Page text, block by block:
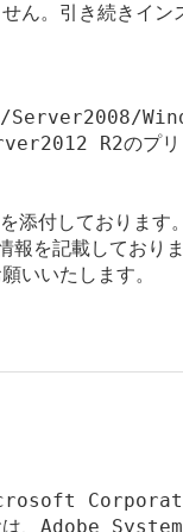
ん。引き続きイン
R2のプリン
添付しております
を記載しており
いいたします。
、Adobe